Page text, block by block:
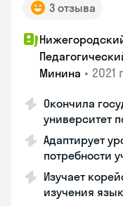
3 отзыва
Минина • 2021
Окончила
университет
Адаптирует
потребности
Изучает
изучения